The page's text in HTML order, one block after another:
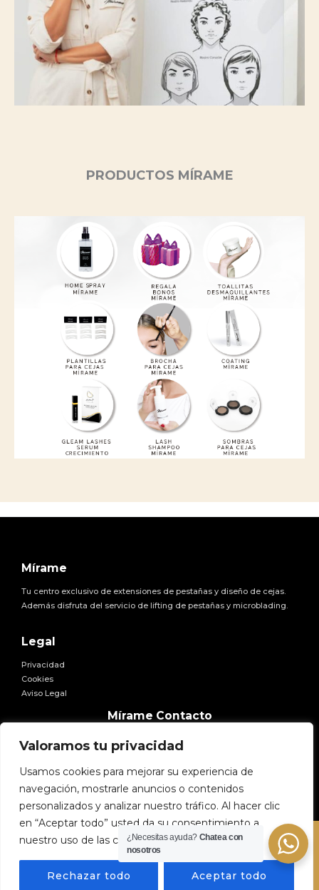
Valoramos tu privacidad
Usamos cookies para mejorar su experiencia de
navegación, mostrarle anuncios o contenidos
personalizados y analizar nuestro tráfico. Al hacer clic
en “Aceptar todo” usted da su consentimiento a
nuestro uso de las cookies.
Rechazar todo Aceptar todo
PRODUCTOS MÍRAME
Mírame
Tu centro exclusivo de extensiones de pestañas y diseño de cejas.
Además disfruta del servicio de lifting de pestañas y microblading.
Legal
Privacidad
Cookies
Aviso Legal
Mírame Contacto
E-mail: hola@miramexxl.com
Copyright © 2026 Mírame
¿Necesitas ayuda? Chatea con
nosotros